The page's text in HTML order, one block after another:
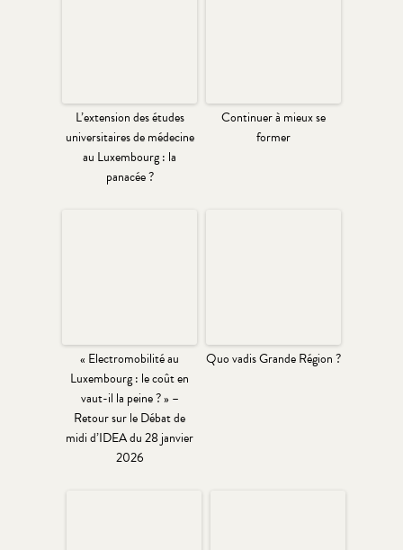
L’extension des études
universitaires de médecine
au Luxembourg : la
panacée ?
Continuer à mieux se
former
« Electromobilité au
Luxembourg : le coût en
vaut-il la peine ? » –
Retour sur le Débat de
midi d’IDEA du 28 janvier
2026
Quo vadis Grande Région ?